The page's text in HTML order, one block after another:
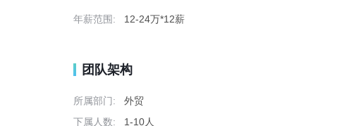
年薪范围: 12-24万*12薪
团队架构
所属部门:
外贸
下属人数:
1-10人